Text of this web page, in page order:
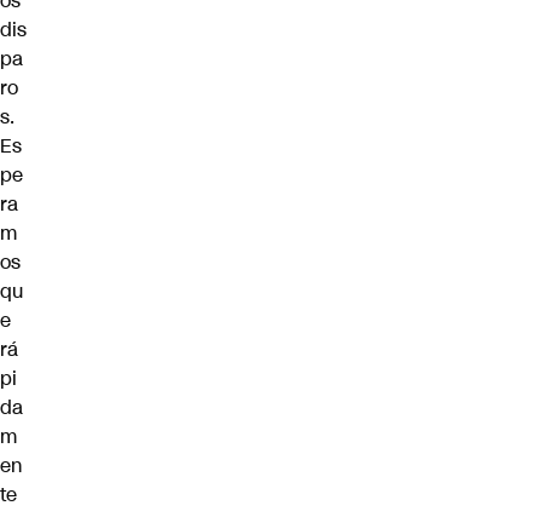
dis
pa
ro
s.
Es
pe
ra
m
os
qu
e
rá
pi
da
m
en
te